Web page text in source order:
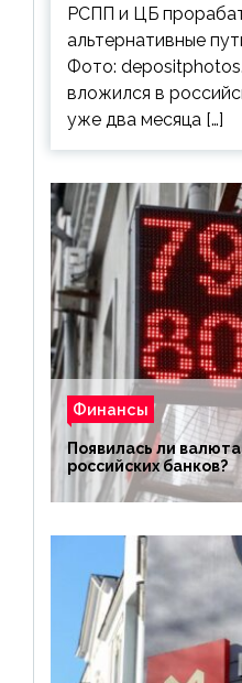
РСПП и ЦБ
альтернативные
Фото:
вложился в
уже два месяца […]
Финансы
Появилась ли
российских банков?